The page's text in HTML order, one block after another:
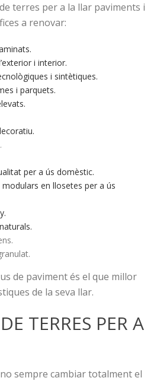
terres per a la llar paviments i
a renovar:
i interior.
i sintètiques.
i parquets.
per a ús domèstic.
en llosetes per a ús
de paviment és el que millor
de la seva llar.
TERRES PER A
sempre cambiar totalment el